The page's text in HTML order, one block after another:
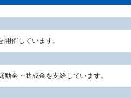
催しています。
金・助成金を支給しています。